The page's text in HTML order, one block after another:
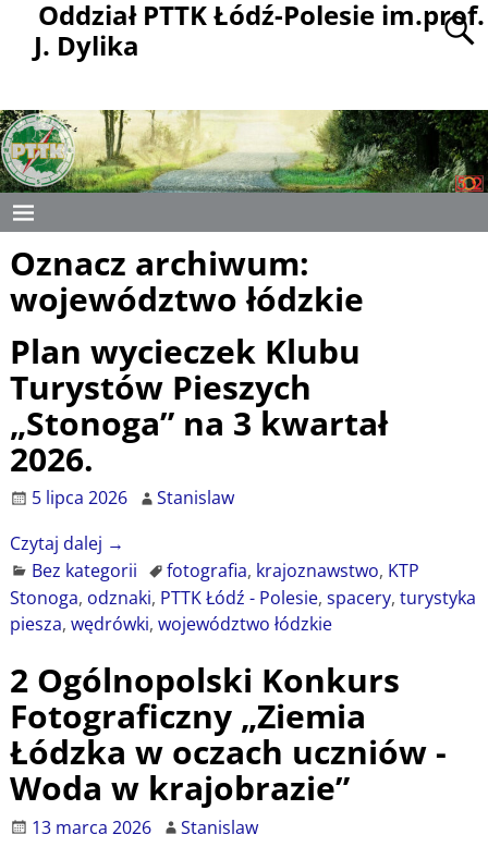
Oddział PTTK Łódź-Polesie im.prof.
J. Dylika
Oznacz archiwum:
województwo łódzkie
Plan wycieczek Klubu
Turystów Pieszych
„Stonoga” na 3 kwartał
2026.
5 lipca 2026
Stanislaw
Czytaj dalej →
Bez kategorii
fotografia, krajoznawstwo, KTP
Stonoga, odznaki, PTTK Łódź - Polesie, spacery, turystyka
piesza, wędrówki, województwo łódzkie
2 Ogólnopolski Konkurs
Fotograficzny „Ziemia
Łódzka w oczach uczniów -
Woda w krajobrazie”
13 marca 2026
Stanislaw